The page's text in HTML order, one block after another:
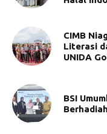
CIMB
Literasi
UNIDA
BSI